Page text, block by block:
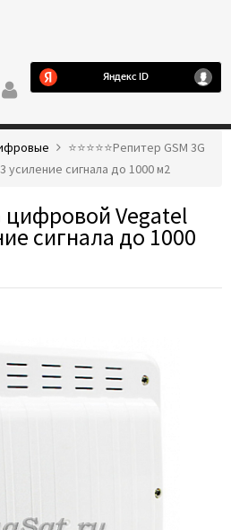
⭐️⭐️⭐️⭐️⭐️Репитер GSM 3G
усиление сигнала до 1000 м2
цифровой Vegatel
сигнала до 1000